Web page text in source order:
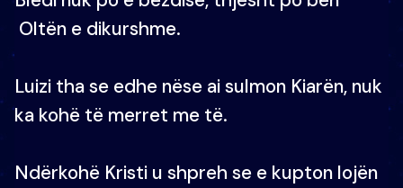
Oltën e dikurshme.
Luizi tha se edhe nëse ai sulmon Kiarën, nuk
ka kohë të merret me të.
Ndërkohë Kristi u shpreh se e kupton lojën